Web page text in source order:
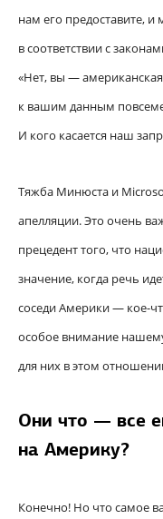
нам его предоставите,
в соответствии с
«Нет, вы —
к вашим данным
И кого касается наш
Тяжба Минюста и
апелляции. Это очень
прецедент того, что
значение, когда речь
соседи Америки — кое-
особое внимание
для них в этом
Они что — все
на Америку?
Конечно! Но что самое